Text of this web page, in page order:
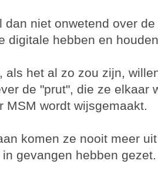
dan niet onwetend over
digitale hebben en
als het al zo zou zijn,
de "prut", die ze elkaar
MSM wordt wijsgemaakt.
komen ze nooit meer
gevangen hebben gezet.